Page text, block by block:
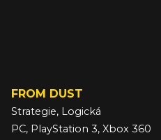
FROM DUST
Strategie, Logická
PC, PlayStation 3, Xbox 360